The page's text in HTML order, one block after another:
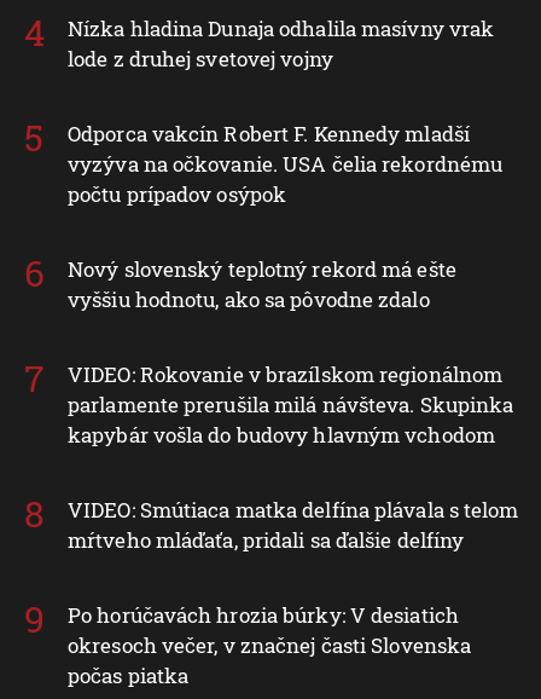
Nízka hladina Dunaja odhalila masívny vrak
lode z druhej svetovej vojny
Odporca vakcín Robert F. Kennedy mladší
vyzýva na očkovanie. USA čelia rekordnému
počtu prípadov osýpok
Nový slovenský teplotný rekord má ešte
vyššiu hodnotu, ako sa pôvodne zdalo
VIDEO: Rokovanie v brazílskom regionálnom
parlamente prerušila milá návšteva. Skupinka
kapybár vošla do budovy hlavným vchodom
VIDEO: Smútiaca matka delfína plávala s telom
mŕtveho mláďaťa, pridali sa ďalšie delfíny
Po horúčavách hrozia búrky: V desiatich
okresoch večer, v značnej časti Slovenska
počas piatka